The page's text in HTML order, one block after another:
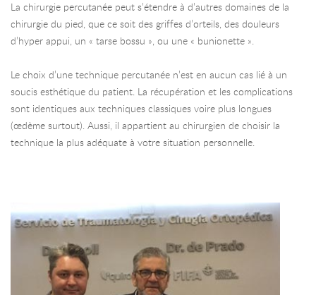
La chirurgie percutanée peut s’étendre à d’autres domaines de la
chirurgie du pied, que ce soit des griffes d’orteils, des douleurs
d’hyper appui, un « tarse bossu », ou une « bunionette ».
Le choix d’une technique percutanée n’est en aucun cas lié à un
soucis esthétique du patient. La récupération et les complications
sont identiques aux techniques classiques voire plus longues
(œdème surtout). Aussi, il appartient au chirurgien de choisir la
technique la plus adéquate à votre situation personnelle.